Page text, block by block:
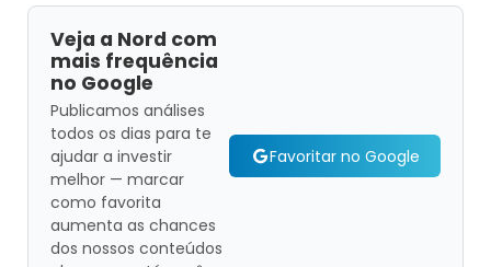
Veja a Nord com
mais frequência
no Google
Publicamos análises
todos os dias para te
ajudar a investir
melhor — marcar
como favorita
aumenta as chances
dos nossos conteúdos
Favoritar no Google